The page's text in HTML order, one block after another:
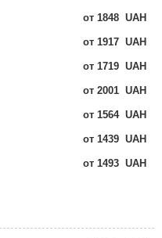
от 1848 UAH
от 1917 UAH
от 1719 UAH
от 2001 UAH
от 1564 UAH
от 1439 UAH
от 1493 UAH